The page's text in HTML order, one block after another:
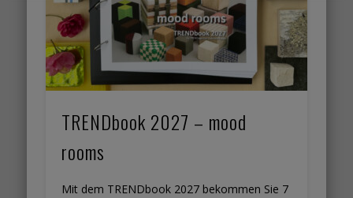
TRENDbook 2027 – mood
rooms
Mit dem TRENDbook 2027 bekommen Sie 7